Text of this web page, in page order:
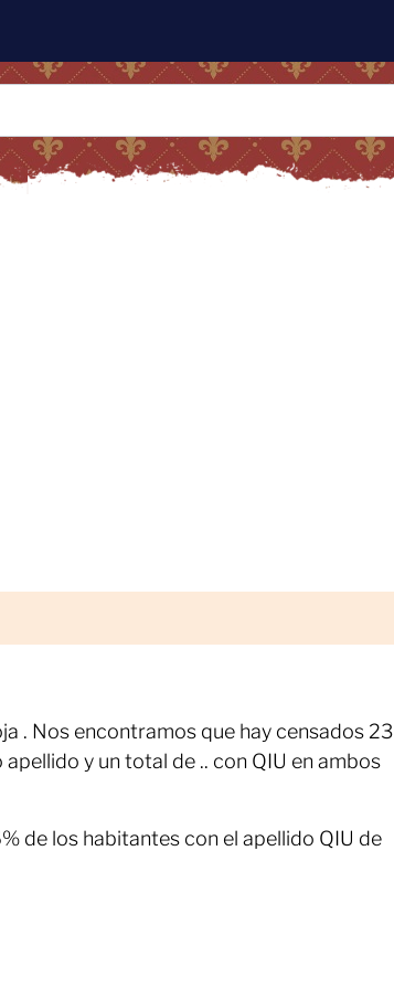
. Nos encontramos que hay censados 23
y un total de .. con QIU en ambos
de los habitantes con el apellido QIU de